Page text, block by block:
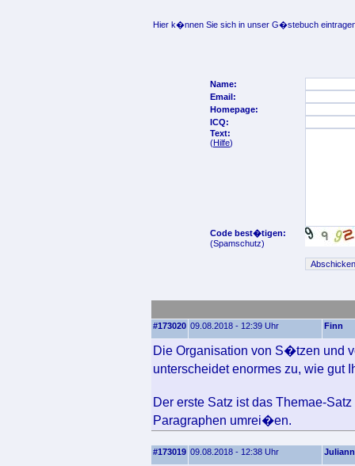
Hier k�nnen Sie sich in unser G�stebuch
Name:
Email:
Homepage:
ICQ:
Text:
(Hilfe)
Code best�tigen:
(Spamschutz)
#173020 09.08.2018 - 12:39 Uhr Finn
Die Organisation von S�tzen und
unterscheidet enormes zu, wie
Der erste Satz ist das Themae-
Paragraphen umrei�en.
#173019 09.08.2018 - 12:38 Uhr